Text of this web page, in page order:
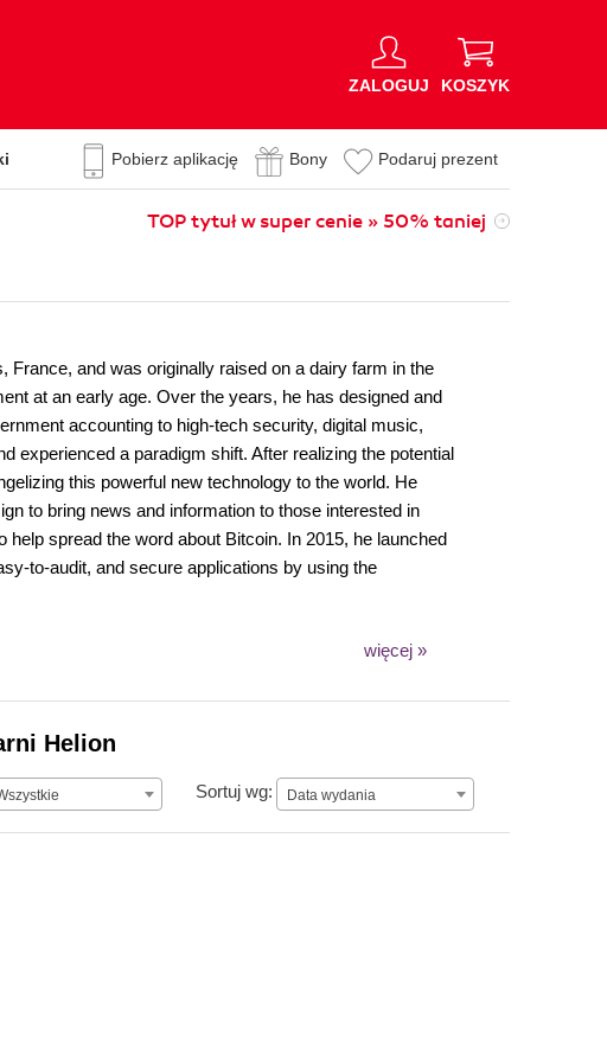
ZALOGUJ KOSZYK
Pobierz aplikację Bony Podaruj prezent
TOP tytuł w super cenie » 50% taniej
France, and was originally raised on a dairy farm in the
at an early age. Over the years, he has designed and
accounting to high-tech security, digital music,
experienced a paradigm shift. After realizing the potential
this powerful new technology to the world. He
to bring news and information to those interested in
spread the word about Bitcoin. In 2015, he launched
to-audit, and secure applications by using the
więcej »
Helion
Sortuj wg: Data wydania
Data wydania